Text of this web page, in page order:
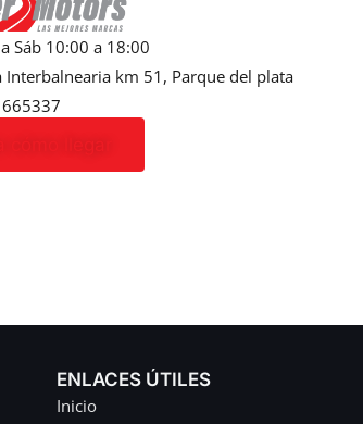
Sáb 10:00 a 18:00
Interbalnearia km 51, Parque del plata
ENLACES ÚTILES
Inicio